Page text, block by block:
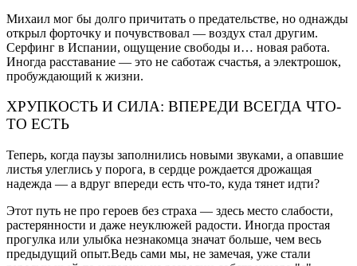
Михаил мог бы долго причитать о предательстве, но однажды
открыл форточку и почувствовал — воздух стал другим.
Серфинг в Испании, ощущение свободы и… новая работа.
Иногда расставание — это не саботаж счастья, а электрошок,
пробуждающий к жизни.
ХРУПКОСТЬ И СИЛА: ВПЕРЕДИ ВСЕГДА ЧТО-
ТО ЕСТЬ
Теперь, когда паузы заполнились новыми звуками, а опавшие
листья улеглись у порога, в сердце рождается дрожащая
надежда — а вдруг впереди есть что-то, куда тянет идти?
Этот путь не про героев без страха — здесь место слабости,
растерянности и даже неуклюжей радости. Иногда простая
прогулка или улыбка незнакомца значат больше, чем весь
предыдущий опыт.Ведь сами мы, не замечая, уже стали